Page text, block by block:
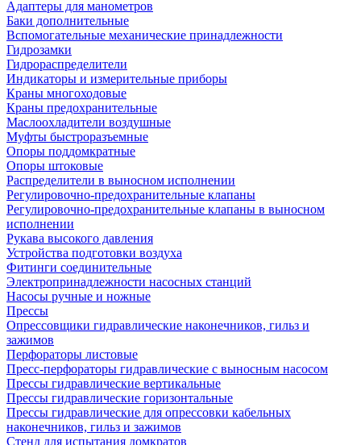
Адаптеры для манометров
Баки дополнительные
Вспомогательные механические принадлежности
Гидрозамки
Гидрораспределители
Индикаторы и измерительные приборы
Краны многоходовые
Краны предохранительные
Маслоохладители воздушные
Муфты быстроразъемные
Опоры поддомкратные
Опоры штоковые
Распределители в выносном исполнении
Регулировочно-предохранительные клапаны
Регулировочно-предохранительные клапаны в выносном
исполнении
Рукава высокого давления
Устройства подготовки воздуха
Фитинги соединительные
Электропринадлежности насосных станций
Насосы ручные и ножные
Прессы
Опрессовщики гидравлические наконечников, гильз и
зажимов
Перфораторы листовые
Пресс-перфораторы гидравлические с выносным насосом
Прессы гидравлические вертикальные
Прессы гидравлические горизонтальные
Прессы гидравлические для опрессовки кабельных
наконечников, гильз и зажимов
Стенд для испытания домкратов